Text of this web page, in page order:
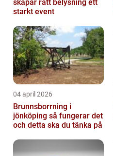
skapar rätt belysning ett
starkt event
04 april 2026
Brunnsborrning i
jönköping så fungerar det
och detta ska du tänka på